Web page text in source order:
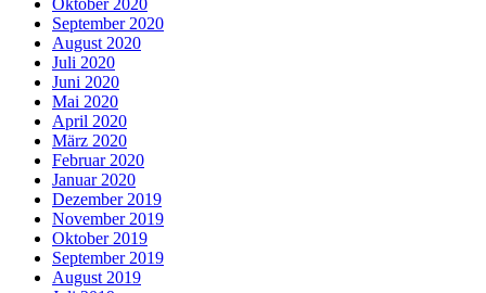
September 2020
August 2020
Juli 2020
Juni 2020
Mai 2020
April 2020
März 2020
Februar 2020
Januar 2020
Dezember 2019
November 2019
Oktober 2019
September 2019
August 2019